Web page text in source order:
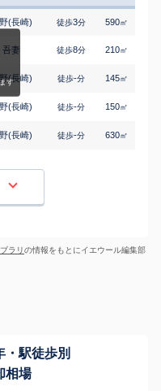
(長崎) 徒歩3分 590㎡
吾妻 徒歩8分 210㎡
(長崎) 徒歩-分 145㎡
(長崎) 徒歩-分 150㎡
(長崎) 徒歩-分 630㎡
ラリの情報をもとにイエウール編集部
・駅徒歩別
相場